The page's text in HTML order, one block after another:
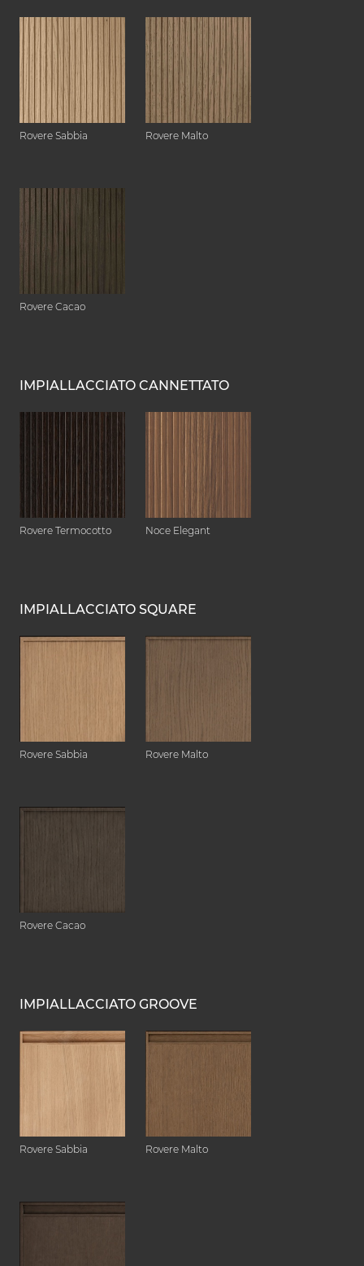
Rovere Sabbia Rovere Malto
Rovere Cacao
IMPIALLACCIATO CANNETTATO
Rovere Termocotto Noce Elegant
IMPIALLACCIATO SQUARE
Rovere Sabbia Rovere Malto
Rovere Cacao
IMPIALLACCIATO GROOVE
Rovere Sabbia Rovere Malto